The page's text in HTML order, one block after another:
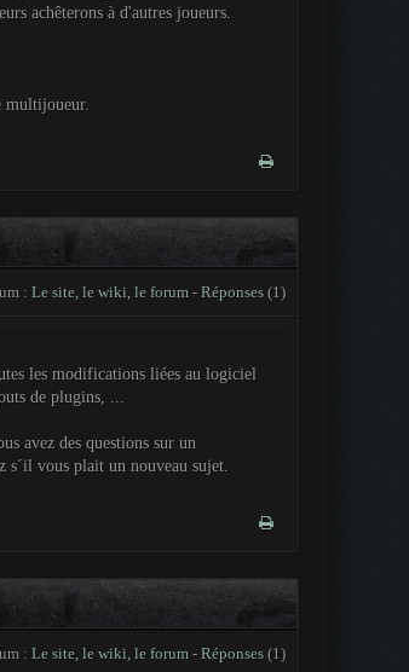
achêterons à d'autres joueurs.
multijoueur.
: Le site, le wiki, le forum - Réponses(1)
les modifications liées au logiciel
de plugins, ...
avez des questions sur un
s´il vous plait un nouveau sujet.
: Le site, le wiki, le forum - Réponses(1)